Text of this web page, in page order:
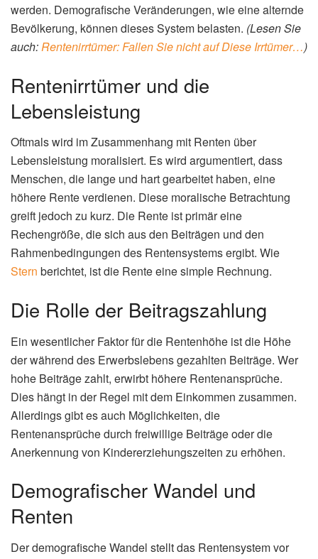
werden. Demografische Veränderungen, wie eine alternde
Bevölkerung, können dieses System belasten. (Lesen Sie
auch:Rentenirrtümer: Fallen Sie nicht auf Diese Irrtümer…)
Rentenirrtümer und die
Lebensleistung
Oftmals wird im Zusammenhang mit Renten über
Lebensleistung moralisiert. Es wird argumentiert, dass
Menschen, die lange und hart gearbeitet haben, eine
höhere Rente verdienen. Diese moralische Betrachtung
greift jedoch zu kurz. Die Rente ist primär eine
Rechengröße, die sich aus den Beiträgen und den
Rahmenbedingungen des Rentensystems ergibt. Wie
Stern berichtet, ist die Rente eine simple Rechnung.
Die Rolle der Beitragszahlung
Ein wesentlicher Faktor für die Rentenhöhe ist die Höhe
der während des Erwerbslebens gezahlten Beiträge. Wer
hohe Beiträge zahlt, erwirbt höhere Rentenansprüche.
Dies hängt in der Regel mit dem Einkommen zusammen.
Allerdings gibt es auch Möglichkeiten, die
Rentenansprüche durch freiwillige Beiträge oder die
Anerkennung von Kindererziehungszeiten zu erhöhen.
Demografischer Wandel und
Renten
Der demografische Wandel stellt das Rentensystem vor